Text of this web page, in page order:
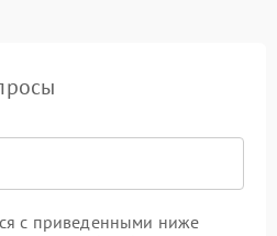
с приведенными ниже